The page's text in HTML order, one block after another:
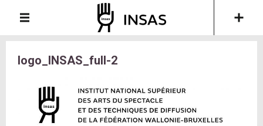
logo_INSAS_full-2